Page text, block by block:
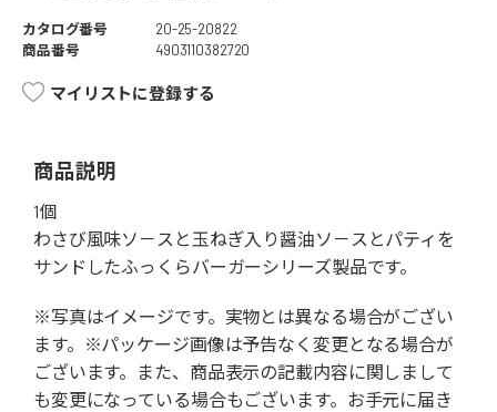
カタログ番号
20-25-20822
商品番号
4903110382720
マイリストに登録する
商品説明
1個
わさび風味ソ－スと玉ねぎ入り醤油ソ－スとパティを
サンドしたふっくらバーガーシリーズ製品です。
※写真はイメージです。実物とは異なる場合がござい
ます。※パッケージ画像は予告なく変更となる場合が
ございます。また、商品表示の記載内容に関しまして
も変更になっている場合もございます。お手元に届き